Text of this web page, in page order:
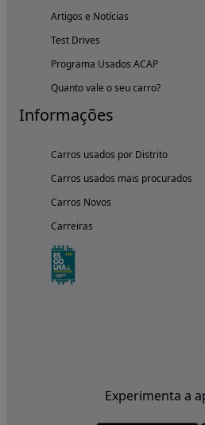
Artigos e Notícias
Test Drives
Programa Usados ACAP
Quanto vale o seu carro?
Informações
Carros usados por Distrito
Carros usados mais procurados
Carros Novos
Carreiras
Experimenta a